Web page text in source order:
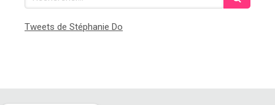
Tweets de Stéphanie Do